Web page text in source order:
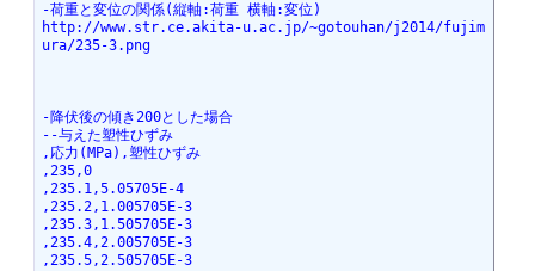
-荷重と変位の関係(縦軸:荷重 横軸:変位)
http://www.str.ce.akita-u.ac.jp/~gotouhan/j2014/fujim
ura/235-3.png
-降伏後の傾き200とした場合
--与えた塑性ひずみ
,応力(MPa),塑性ひずみ
,235,0
,235.1,5.05705E-4
,235.2,1.005705E-3
,235.3,1.505705E-3
,235.4,2.005705E-3
,235.5,2.505705E-3